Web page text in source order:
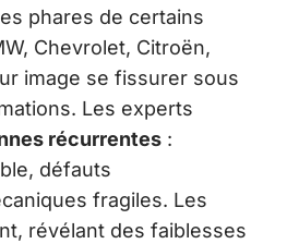
phares de certains
Chevrolet, Citroën,
image se fissurer sous
Les experts
récurrentes :
défauts
fragiles. Les
révélant des faiblesses